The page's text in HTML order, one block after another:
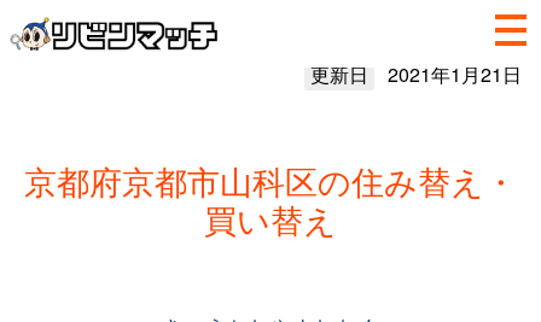
更新日 2021年1月21日
京都府京都市山科区の住み替え・
買い替え